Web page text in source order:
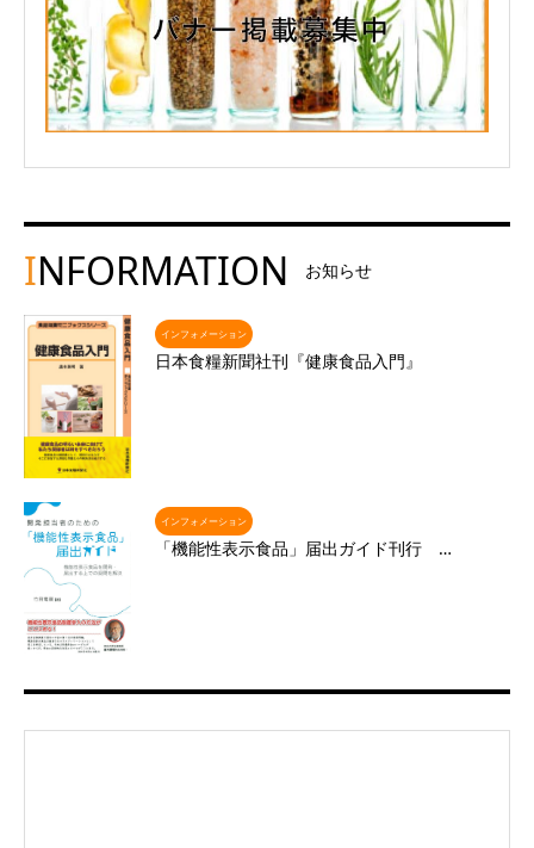
INFORMATION お知らせ
インフォメーション
日本食糧新聞社刊『健康食品入門』
インフォメーション
「機能性表示食品」届出ガイド刊行 …